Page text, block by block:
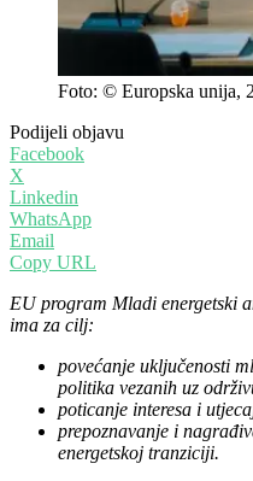
Foto: © Europska unija,
Podijeli objavu
Facebook
X
Linkedin
WhatsApp
Email
Copy URL
EU program Mladi energetski
ima za cilj:
povećanje uključenosti
politika vezanih uz
poticanje interesa i
prepoznavanje i
energetskoj tranziciji.